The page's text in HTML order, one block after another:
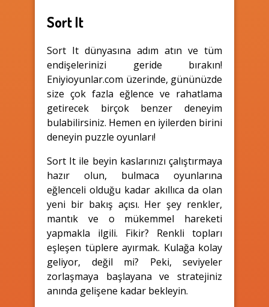
Sort It
Sort It dünyasına adım atın ve tüm
endişelerinizi geride bırakın!
Eniyioyunlar.com üzerinde, gününüzde
size çok fazla eğlence ve rahatlama
getirecek birçok benzer deneyim
bulabilirsiniz. Hemen en iyilerden birini
deneyin puzzle oyunları!
Sort It ile beyin kaslarınızı çalıştırmaya
hazır olun, bulmaca oyunlarına
eğlenceli olduğu kadar akıllıca da olan
yeni bir bakış açısı. Her şey renkler,
mantık ve o mükemmel hareketi
yapmakla ilgili. Fikir? Renkli topları
eşleşen tüplere ayırmak. Kulağa kolay
geliyor, değil mi? Peki, seviyeler
zorlaşmaya başlayana ve stratejiniz
anında gelişene kadar bekleyin.